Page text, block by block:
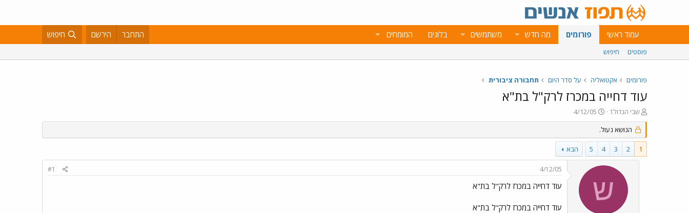
עמוד ראשי פורומים מה חדש משתמשים בלוגים המומחים התחבר הירשם חיפוש
פוסטים חיפוש
פורומים אקטואליה על סדר היום תחבורה ציבורית
עוד דחייה במכרז לרק"ל בת"א
פ
ו
ת
ח
ה
נ
שבי הגדול1
פ
ו
ס
ב
ת
ר
י
ך
4/12/05
הנושא נעול.
1
2
3
4
5 הבא
ש
4/12/05
#1
עוד דחייה במכרז לרק"ל בת"א
עוד דחייה במכרז לרק"ל בת"א